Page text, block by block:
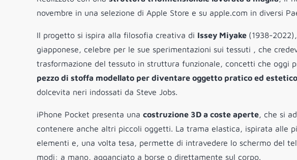
novembre in una selezione di Apple Store e su apple.com in diversi
Il progetto si ispira alla filosofia creativa di Issey Miyake (1938-
giapponese, celebre per le sue sperimentazioni sui tessuti , che
trasformazione del tessuto in struttura funzionale, concetti che oggi
pezzo di stoffa modellato per diventare oggetto pratico ed
dolcevita neri indossati da Steve Jobs.
iPhone Pocket presenta una costruzione 3D a coste aperte, che si
contenere anche altri piccoli oggetti. La trama elastica, ispirata alle
elementi e, una volta tesa, permette di intravedere lo schermo del
modi: a mano, agganciato a borse o direttamente sul corpo.